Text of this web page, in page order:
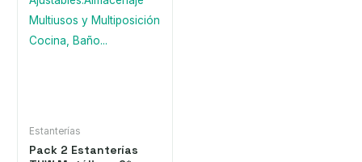
Estanterías
Pack 2 Estanterías